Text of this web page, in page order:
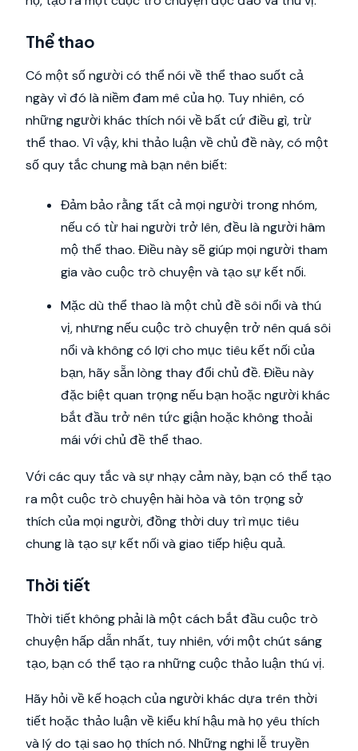
Thể thao
Có một số người có thể nói về thể thao suốt cả
ngày vì đó là niềm đam mê của họ. Tuy nhiên, có
những người khác thích nói về bất cứ điều gì, trừ
thể thao. Vì vậy, khi thảo luận về chủ đề này, có một
số quy tắc chung mà bạn nên biết:
Đảm bảo rằng tất cả mọi người trong nhóm,
nếu có từ hai người trở lên, đều là người hâm
mộ thể thao. Điều này sẽ giúp mọi người tham
gia vào cuộc trò chuyện và tạo sự kết nối.
Mặc dù thể thao là một chủ đề sôi nổi và thú
vị, nhưng nếu cuộc trò chuyện trở nên quá sôi
nổi và không có lợi cho mục tiêu kết nối của
bạn, hãy sẵn lòng thay đổi chủ đề. Điều này
đặc biệt quan trọng nếu bạn hoặc người khác
bắt đầu trở nên tức giận hoặc không thoải
mái với chủ đề thể thao.
Với các quy tắc và sự nhạy cảm này, bạn có thể tạo
ra một cuộc trò chuyện hài hòa và tôn trọng sở
thích của mọi người, đồng thời duy trì mục tiêu
chung là tạo sự kết nối và giao tiếp hiệu quả.
Thời tiết
Thời tiết không phải là một cách bắt đầu cuộc trò
chuyện hấp dẫn nhất, tuy nhiên, với một chút sáng
tạo, bạn có thể tạo ra những cuộc thảo luận thú vị.
Hãy hỏi về kế hoạch của người khác dựa trên thời
tiết hoặc thảo luận về kiểu khí hậu mà họ yêu thích
và lý do tại sao họ thích nó. Những nghi lễ truyền